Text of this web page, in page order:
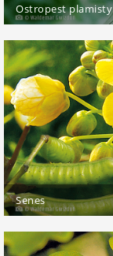
Ostropest plamisty
Senes